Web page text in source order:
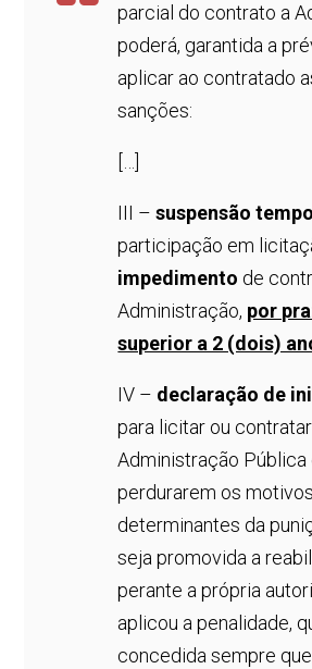
parcial do contrato a
poderá, garantida a
aplicar ao contratado
sanções:
III –suspensão
participação em
impedimento de
Administração, por
superior a 2 (dois)
IV – declaração de
para licitar ou
Administração Pública
perdurarem os motivos
determinantes da
seja promovida a
perante a própria
aplicou a penalidade,
concedida sempre